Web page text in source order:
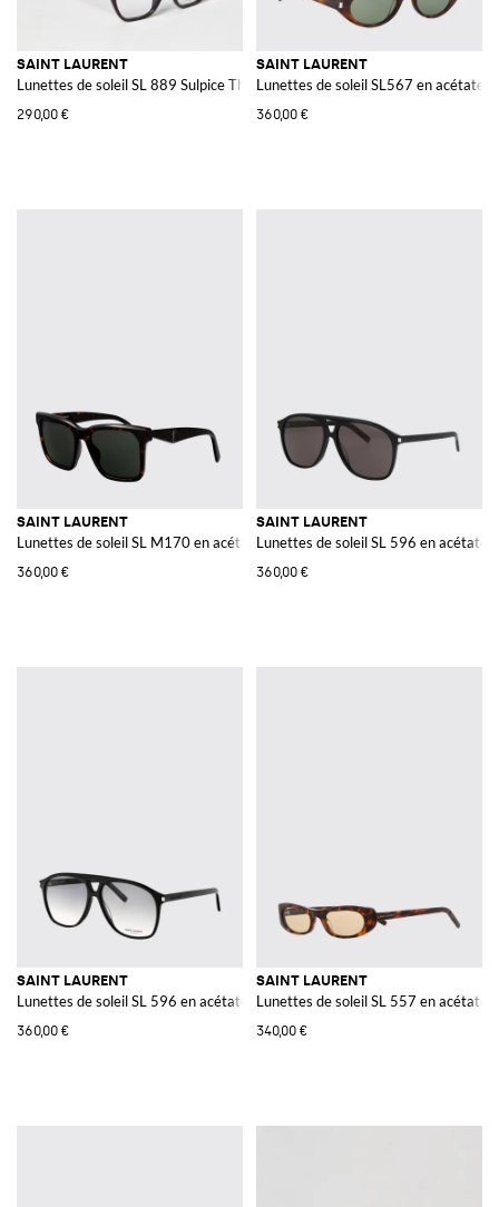
SAINT LAURENT
Lunettes de soleil SL 889 Sulpice Thin en acétate recyclé
290,00 €
SAINT LAURENT
Lunettes de soleil SL567 en acétate
360,00 €
SAINT LAURENT
Lunettes de soleil SL M170 en acétate
360,00 €
SAINT LAURENT
Lunettes de soleil SL 596 en acétate
360,00 €
SAINT LAURENT
Lunettes de soleil SL 596 en acétate
360,00 €
SAINT LAURENT
Lunettes de soleil SL 557 en acétate
340,00 €